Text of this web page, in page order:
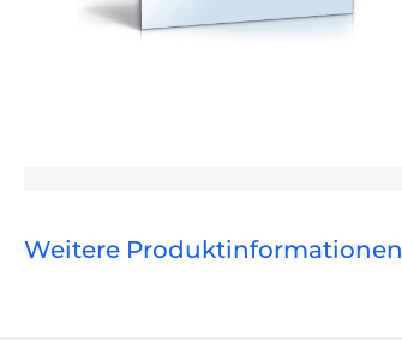
Weitere Produktinformationen